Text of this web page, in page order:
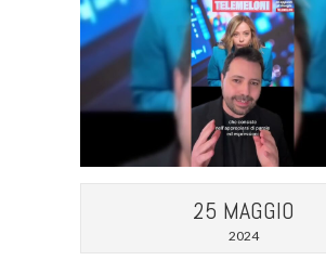
25 MAGGIO
2024